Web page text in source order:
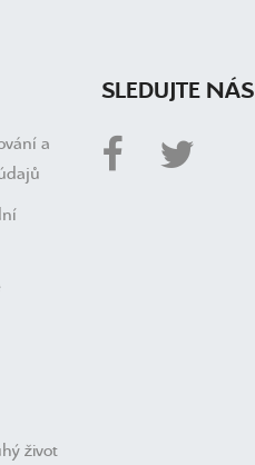
a
život
SLEDUJTE NÁS